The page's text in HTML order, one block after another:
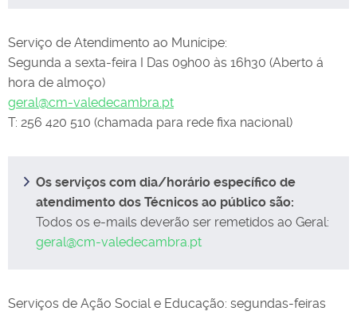
Serviço de Atendimento ao Munícipe:
Segunda a sexta-feira I Das 09h00 às 16h30 (Aberto á
hora de almoço)
geral@cm-valedecambra.pt
T: 256 420 510 (chamada para rede fixa nacional)
Os serviços com dia/horário específico de
atendimento dos Técnicos ao público são:
Todos os e-mails deverão ser remetidos ao Geral:
geral@cm-valedecambra.pt
Serviços de Ação Social e Educação: segundas-feiras